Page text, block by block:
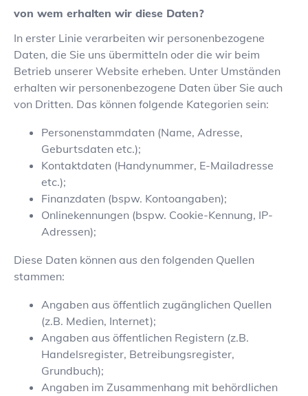
von wem erhalten wir diese Daten?
In erster Linie verarbeiten wir personenbezogene
Daten, die Sie uns übermitteln oder die wir beim
Betrieb unserer Website erheben. Unter Umständen
erhalten wir personenbezogene Daten über Sie auch
von Dritten. Das können folgende Kategorien sein:
Personenstammdaten (Name, Adresse,
Geburtsdaten etc.);
Kontaktdaten (Handynummer, E-Mailadresse
etc.);
Finanzdaten (bspw. Kontoangaben);
Onlinekennungen (bspw. Cookie-Kennung, IP-
Adressen);
Diese Daten können aus den folgenden Quellen
stammen:
Angaben aus öffentlich zugänglichen Quellen
(z.B. Medien, Internet);
Angaben aus öffentlichen Registern (z.B.
Handelsregister, Betreibungsregister,
Grundbuch);
Angaben im Zusammenhang mit behördlichen